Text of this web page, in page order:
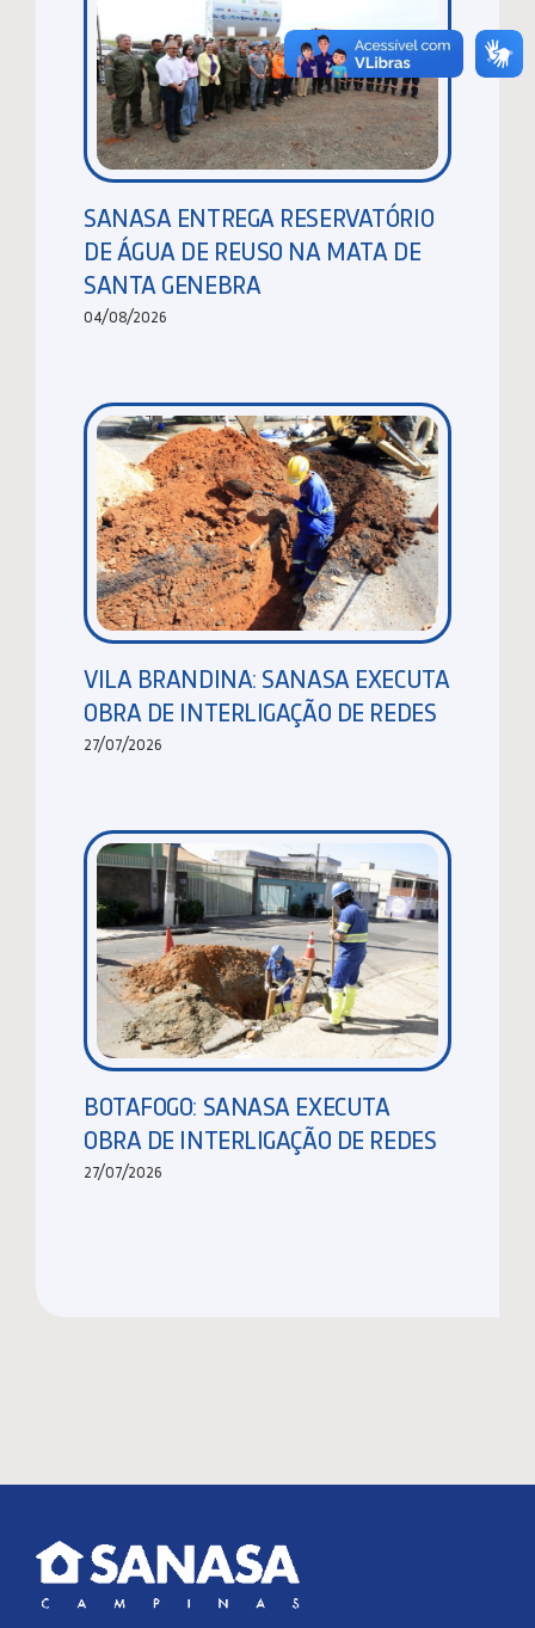
SANASA ENTREGA RESERVATÓRIO
DE ÁGUA DE REUSO NA MATA DE
SANTA GENEBRA
04/08/2026
VILA BRANDINA: SANASA EXECUTA
OBRA DE INTERLIGAÇÃO DE REDES
27/07/2026
BOTAFOGO: SANASA EXECUTA
OBRA DE INTERLIGAÇÃO DE REDES
27/07/2026